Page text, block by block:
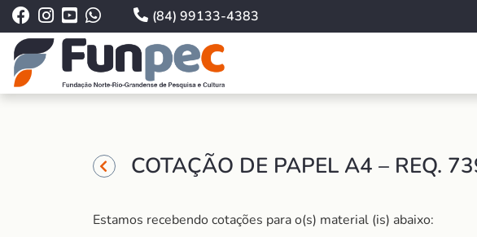
(84) 99133-4383
COTAÇÃO DE PAPEL A4 – REQ.
Estamos recebendo cotações para o(s) material (is) abaixo: